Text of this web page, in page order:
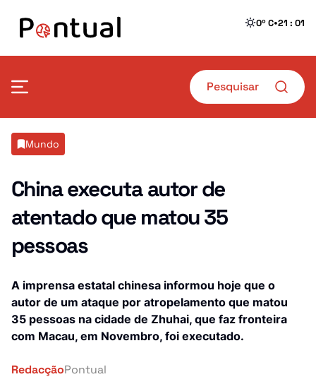
0º C•21 : 01
Mais Pontual
Defesa
Transportes
Crime
Educação
Investigação
Sociedade
Economia
Desporto
Saúde
Mundo
Mundo
China executa autor de
atentado que matou 35
pessoas
A imprensa estatal chinesa informou hoje que o
autor de um ataque por atropelamento que matou
35 pessoas na cidade de Zhuhai, que faz fronteira
com Macau, em Novembro, foi executado.
RedacçãoPontual